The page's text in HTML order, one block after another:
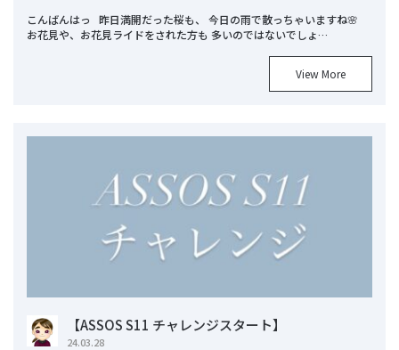
こんばんはっ 昨日満開だった桜も、 今日の雨で散っちゃいますね🌸
お花見や、お花見ライドをされた方も 多いのではないでしょ…
View More
【ASSOS S11 チャレンジスタート】
24.03.28